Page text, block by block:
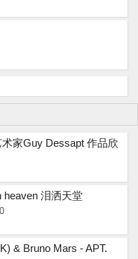
家Guy Dessapt 作品欣
heaven 泪洒天堂
& Bruno Mars - APT.